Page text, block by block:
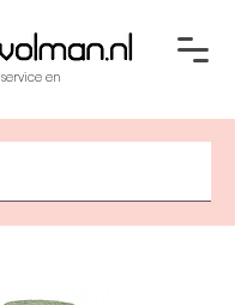
service en